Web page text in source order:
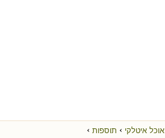
אוכל איטלקי › תוספות ›